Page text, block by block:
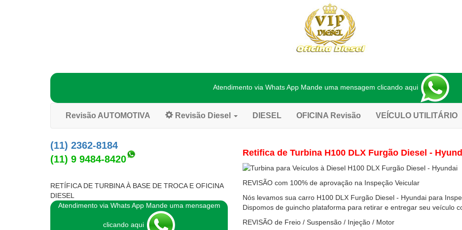
Atendimento via Whats App Mande uma mensagem clicando aqui
Revisão AUTOMOTIVA Revisão Diesel DIESEL OFICINA Revisão VEÍCULO UTILITÁRIO
(11) 2362-8184
(11) 9 9484-8420
RETÍFICA DE TURBINA À BASE DE TROCA E OFICINA
DIESEL
Atendimento via Whats App Mande uma mensagem
clicando aqui
Retifica de Turbina H100 DLX Furgão Diesel -
REVISÃO com 100% de aprovação na Inspeção Veicular
Nós levamos sua carro H100 DLX Furgão Diesel - Hyundai para
Dispomos de guincho plataforma para retirar e entregar seu veículo
REVISÃO de Freio / Suspensão / Injeção / Motor